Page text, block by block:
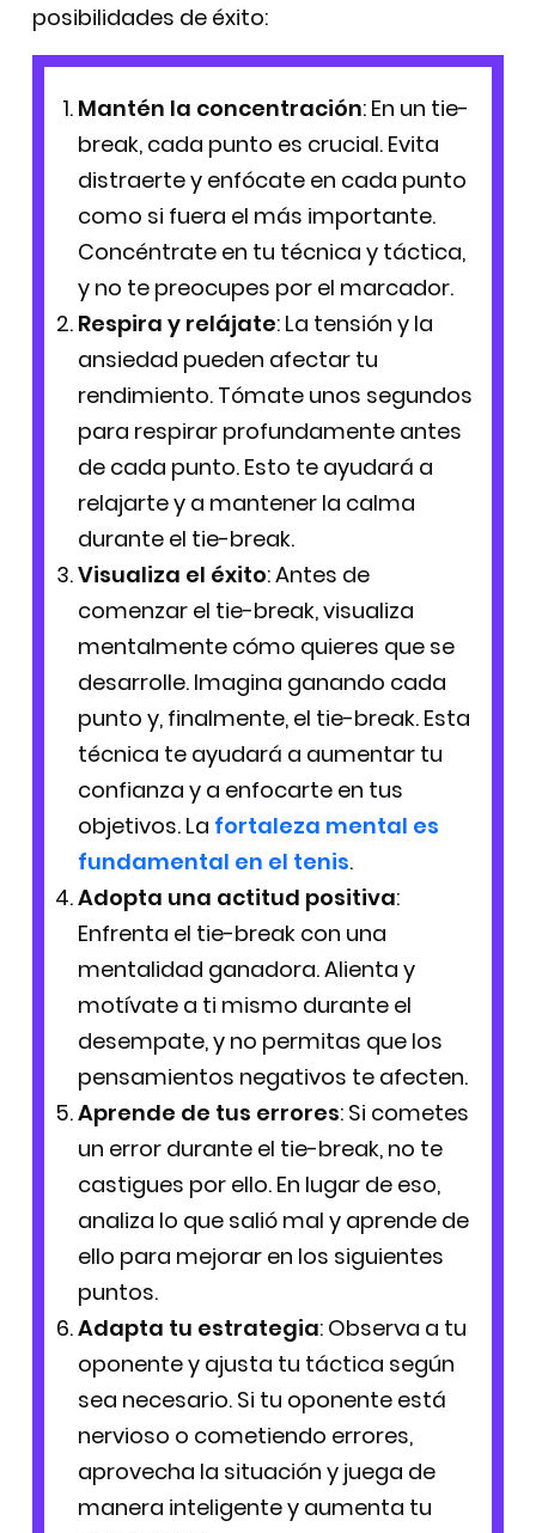
posibilidades de éxito:
Mantén la concentración: En un tie-
break, cada punto es crucial. Evita
distraerte y enfócate en cada punto
como si fuera el más importante.
Concéntrate en tu técnica y táctica,
y no te preocupes por el marcador.
Respira y relájate: La tensión y la
ansiedad pueden afectar tu
rendimiento. Tómate unos segundos
para respirar profundamente antes
de cada punto. Esto te ayudará a
relajarte y a mantener la calma
durante el tie-break.
Visualiza el éxito: Antes de
comenzar el tie-break, visualiza
mentalmente cómo quieres que se
desarrolle. Imagina ganando cada
punto y, finalmente, el tie-break. Esta
técnica te ayudará a aumentar tu
confianza y a enfocarte en tus
objetivos. La fortaleza mental es
fundamental en el tenis.
Adopta una actitud positiva:
Enfrenta el tie-break con una
mentalidad ganadora. Alienta y
motívate a ti mismo durante el
desempate, y no permitas que los
pensamientos negativos te afecten.
Aprende de tus errores: Si cometes
un error durante el tie-break, no te
castigues por ello. En lugar de eso,
analiza lo que salió mal y aprende de
ello para mejorar en los siguientes
puntos.
Adapta tu estrategia: Observa a tu
oponente y ajusta tu táctica según
sea necesario. Si tu oponente está
nervioso o cometiendo errores,
aprovecha la situación y juega de
manera inteligente y aumenta tu